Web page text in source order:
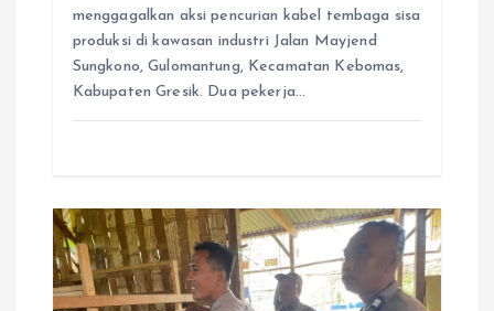
menggagalkan aksi pencurian kabel tembaga sisa
produksi di kawasan industri Jalan Mayjend
Sungkono, Gulomantung, Kecamatan Kebomas,
Kabupaten Gresik. Dua pekerja…